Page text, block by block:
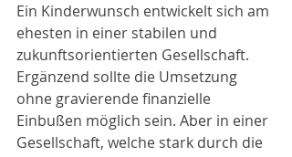
Ein Kinderwunsch entwickelt sich am
ehesten in einer stabilen und
zukunftsorientierten Gesellschaft.
Ergänzend sollte die Umsetzung
ohne gravierende finanzielle
Einbußen möglich sein. Aber in einer
Gesellschaft, welche stark durch die